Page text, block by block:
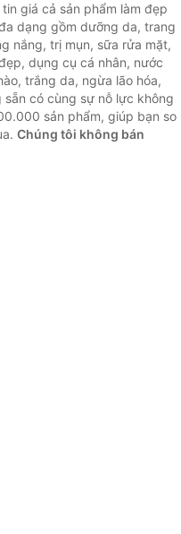
giá cả sản phẩm làm đẹp
dạng gồm dưỡng da, trang
nắng, trị mụn, sữa rửa mặt,
dụng cụ cá nhân, nước
trắng da, ngừa lão hóa,
có cùng sự nỗ lực không
sản phẩm, giúp bạn so
Chúng tôi không bán